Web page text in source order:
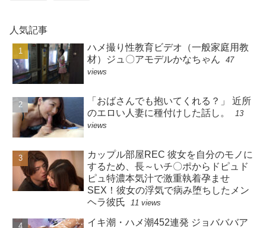
人気記事
ハメ撮り性教育ビデオ（一般家庭用教
材）ジュ〇アモデルかなちゃん
47
views
「おばさんでも抱いてくれる？」 近所
のエロい人妻に種付けした話し。
13
views
カップル部屋REC 彼女を自分のモノに
するため、長～いチ〇ポからドピュド
ピュ特濃本気汁で激重執着孕ませ
SEX！彼女の浮気で病み堕ちしたメン
ヘラ彼氏
11 views
イキ潮・ハメ潮452連発 ジョバババア